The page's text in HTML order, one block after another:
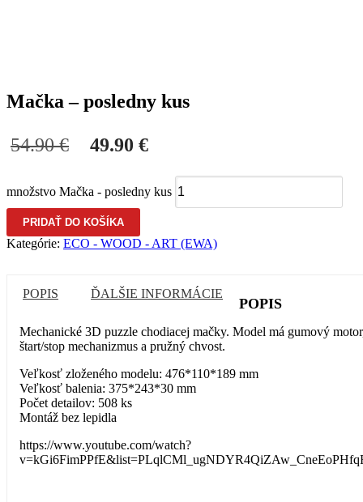
Mačka – posledny kus
54.90€ 49.90 €
množstvo Mačka - posledny kus
PRIDAŤ DO KOŠÍKA
Kategórie: ECO - WOOD - ART (EWA)
POPIS ĎALŠIE INFORMÁCIE
POPIS
Mechanické 3D puzzle chodiacej mačky. Model má gumový
štart/stop mechanizmus a pružný chvost.
Veľkosť zloženého modelu: 476*110*189 mm
Veľkosť balenia: 375*243*30 mm
Počet detailov: 508 ks
Montáž bez lepidla
https://www.youtube.com/watch?